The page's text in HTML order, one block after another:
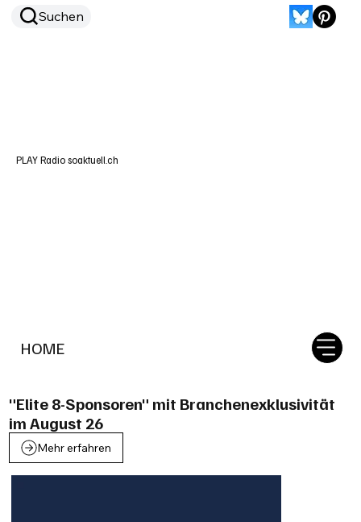
HOME
Suchen
PLAY Radio soaktuell.ch
"Elite 8-Sponsoren" mit Branchenexklusivität
im August 26
Mehr erfahren